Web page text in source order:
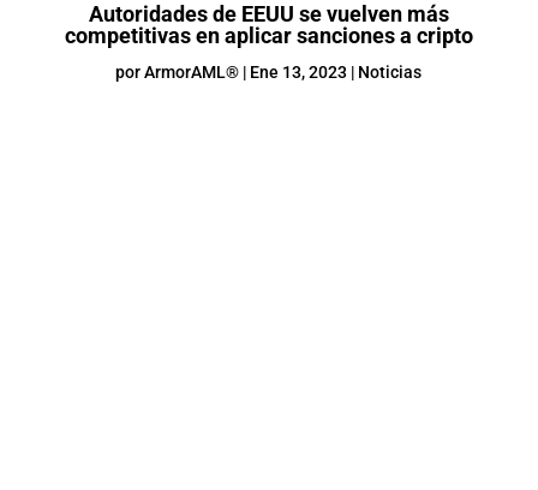
Autoridades de EEUU se vuelven más
competitivas en aplicar sanciones a cripto
porArmorAML® | Ene 13, 2023 | Noticias